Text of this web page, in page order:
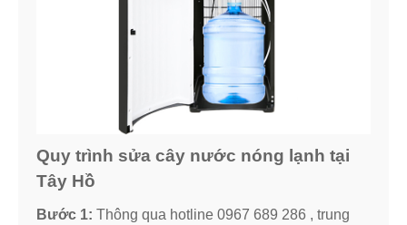
Quy trình sửa cây nước nóng lạnh tại
Tây Hồ
Bước 1: Thông qua hotline 0967 689 286 , trung